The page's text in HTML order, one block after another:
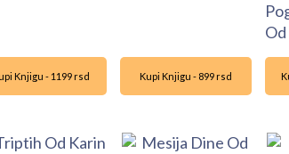
Od
Knjigu - 1199 rsd Kupi Knjigu - 899 rsd